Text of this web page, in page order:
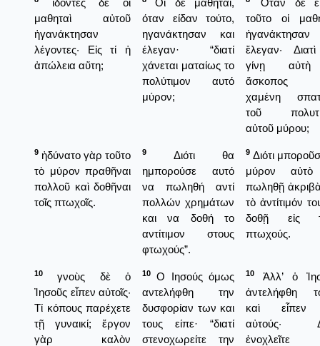
ἰδόντες δὲ οἱ
μαθηταὶ αὐτοῦ
ἠγανάκτησαν
λέγοντες· Εἰς τί ἡ
ἀπώλεια αὕτη;
Οι δε μαθηταί,
όταν είδαν τούτο,
ηγανάκτησαν και
έλεγαν· “διατί
χάνεται ματαίως το
πολύτιμον αυτό
μύρον;
Ὅταν δὲ
τοῦτο οἱ
ἠγανάκτησαν
ἔλεγαν·
γίνῃ
ἄσκοπος
χαμένη
τοῦ
αὐτοῦ μύρου;
9 ἠδύνατο γὰρ τοῦτο
τὸ μύρον πραθῆναι
πολλοῦ καὶ δοθῆναι
τοῖς πτωχοῖς.
9
Διότι θα
ημπορούσε αυτό
να πωληθή αντί
πολλών χρημάτων
και να δοθή το
αντίτιμον στους
φτωχούς”.
9 Διότι
μύρον
πωληθῇ
τὸ ἀντίτιμόν
δοθῇ εἰς
πτωχούς.
10
γνοὺς δὲ ὁ
Ἰησοῦς εἶπεν αὐτοῖς·
Τί κόπους παρέχετε
τῇ γυναικί; ἔργον
γὰρ καλὸν
10
Ο Ιησούς όμως
αντελήφθη την
δυσφορίαν των και
τους είπε· “διατί
στενοχωρείτε την
10
Ἀλλ’ ὁ
ἀντελήφθη
καὶ εἶπεν
αὐτούς·
ἐνοχλεῖτε